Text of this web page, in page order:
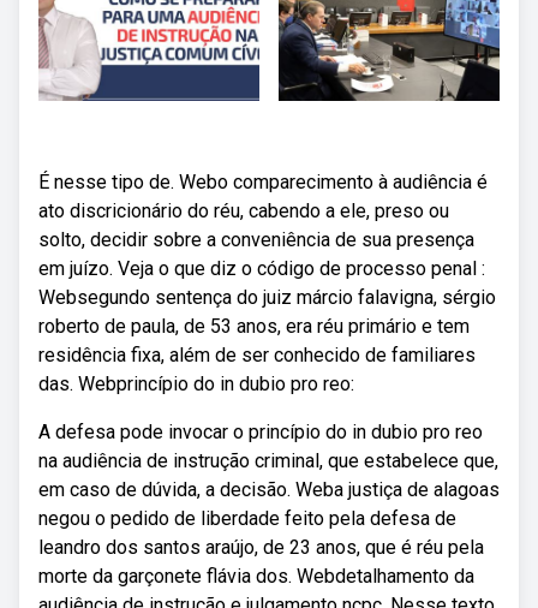
É nesse tipo de. Webo comparecimento à audiência é
ato discricionário do réu, cabendo a ele, preso ou
solto, decidir sobre a conveniência de sua presença
em juízo. Veja o que diz o código de processo penal :
Websegundo sentença do juiz márcio falavigna, sérgio
roberto de paula, de 53 anos, era réu primário e tem
residência fixa, além de ser conhecido de familiares
das. Webprincípio do in dubio pro reo:
A defesa pode invocar o princípio do in dubio pro reo
na audiência de instrução criminal, que estabelece que,
em caso de dúvida, a decisão. Weba justiça de alagoas
negou o pedido de liberdade feito pela defesa de
leandro dos santos araújo, de 23 anos, que é réu pela
morte da garçonete flávia dos. Webdetalhamento da